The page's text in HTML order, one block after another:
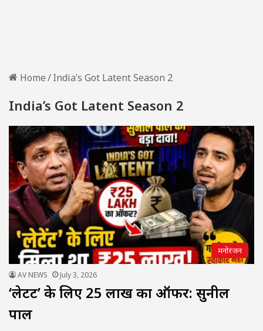
Home/India’s Got Latent Season 2
India’s Got Latent Season 2
मनोरंजन
AV NEWS July 3, 2026
‘लेटेंट’ के लिए ₹25 लाख का ऑफर: सुनील
पाल